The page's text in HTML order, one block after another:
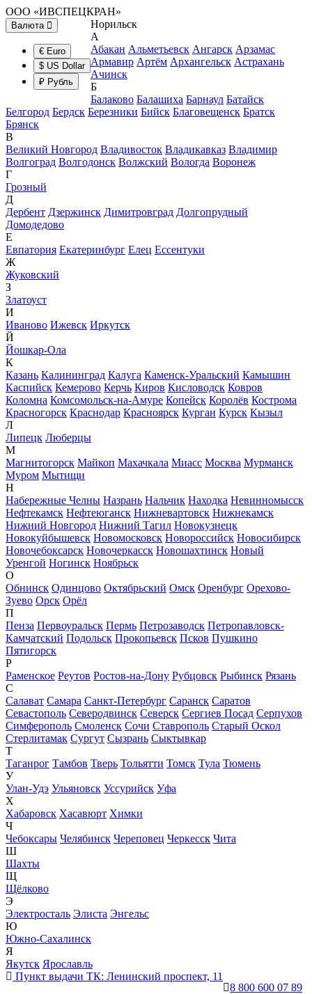
ООО «ИВСПЕЦКРАН»
Валюта
€ Euro
$ US Dollar
₽ Рубль
Норильск
А
Абакан Альметьевск Ангарск Арзамас
Армавир Артём Архангельск Астрахань
Ачинск
Б
Балаково Балашиха Барнаул Батайск
Белгород Бердск Березники Бийск Благовещенск Братск
Брянск
В
Великий Новгород Владивосток Владикавказ Владимир
Волгоград Волгодонск Волжский Вологда Воронеж
Г
Грозный
Д
Дербент Дзержинск Димитровград Долгопрудный
Домодедово
Е
Евпатория Екатеринбург Елец Ессентуки
Ж
Жуковский
З
Златоуст
И
Иваново Ижевск Иркутск
Й
Йошкар-Ола
К
Казань Калининград Калуга Каменск-Уральский Камышин
Каспийск Кемерово Керчь Киров Кисловодск Ковров
Коломна Комсомольск-на-Амуре Копейск Королёв Кострома
Красногорск Краснодар Красноярск Курган Курск Кызыл
Л
Липецк Люберцы
М
Магнитогорск Майкоп Махачкала Миасс Москва Мурманск
Муром Мытищи
Н
Набережные Челны Назрань Нальчик Находка Невинномысск
Нефтекамск Нефтеюганск Нижневартовск Нижнекамск
Нижний Новгород Нижний Тагил Новокузнецк
Новокуйбышевск Новомосковск Новороссийск Новосибирск
Новочебоксарск Новочеркасск Новошахтинск Новый
Уренгой Ногинск Ноябрьск
О
Обнинск Одинцово Октябрьский Омск Оренбург Орехово-
Зуево Орск Орёл
П
Пенза Первоуральск Пермь Петрозаводск Петропавловск-
Камчатский Подольск Прокопьевск Псков Пушкино
Пятигорск
Р
Раменское Реутов Ростов-на-Дону Рубцовск Рыбинск Рязань
С
Салават Самара Санкт-Петербург Саранск Саратов
Севастополь Северодвинск Северск Сергиев Посад Серпухов
Симферополь Смоленск Сочи Ставрополь Старый Оскол
Стерлитамак Сургут Сызрань Сыктывкар
Т
Таганрог Тамбов Тверь Тольятти Томск Тула Тюмень
У
Улан-Удэ Ульяновск Уссурийск Уфа
Х
Хабаровск Хасавюрт Химки
Ч
Чебоксары Челябинск Череповец Черкесск Чита
Ш
Шахты
Щ
Щёлково
Э
Электросталь Элиста Энгельс
Ю
Южно-Сахалинск
Я
Якутск Ярославль
Пункт выдачи ТК: Ленинский проспект, 11
8 800 600 07 89